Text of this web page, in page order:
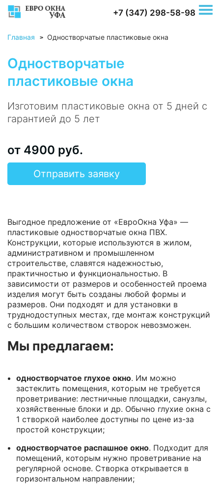
+7 (347) 298-58-98
Главная > Одностворчатые пластиковые окна
Одностворчатые
пластиковые окна
Изготовим пластиковые окна от 5 дней с
гарантией до 5 лет
от 4900 руб.
Отправить заявку
Выгодное предложение от «ЕвроОкна Уфа» —
пластиковые одностворчатые окна ПВХ.
Конструкции, которые используются в жилом,
административном и промышленном
строительстве, славятся надежностью,
практичностью и функциональностью. В
зависимости от размеров и особенностей проема
изделия могут быть созданы любой формы и
размеров. Они подходят и для установки в
труднодоступных местах, где монтаж конструкций
с большим количеством створок невозможен.
Мы предлагаем:
одностворчатое глухое окно. Им можно
застеклить помещения, которым не требуется
проветривание: лестничные площадки, санузлы,
хозяйственные блоки и др. Обычно глухие окна с
1 створкой наиболее доступны по цене из-за
простой конструкции;
одностворчатое распашное окно. Подходит для
помещений, которым нужно проветривание на
регулярной основе. Створка открывается в
горизонтальном направлении;